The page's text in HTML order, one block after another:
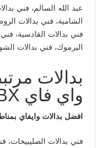
عبد الله السالم، فني
الشامية، فني بدالات
فني بدالات القادسية،
اليرموك، فني بدالات
بدالات
واي فاي WIFI PBX
افضل بدالات وايفاي
فني بدالات الصليبيخات،